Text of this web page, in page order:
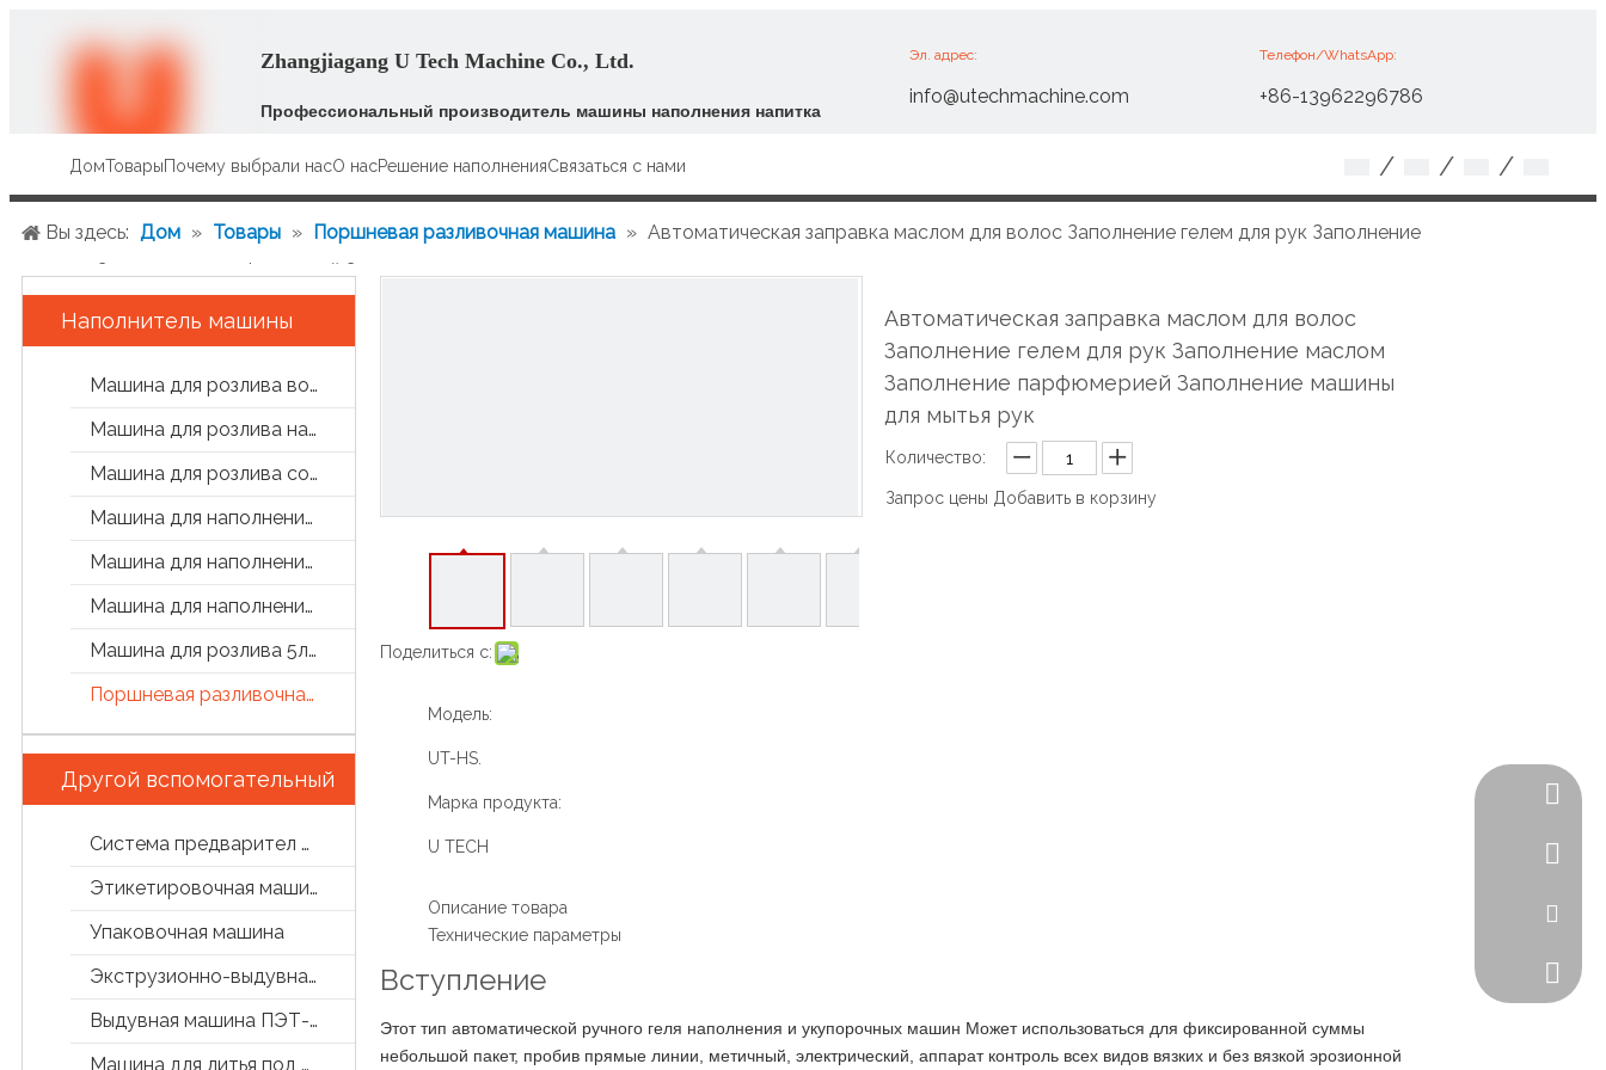
Zhangjiagang U Tech Machine Co., Ltd.
Профессиональный производитель машины наполнения напитка
Эл. адрес:
info@utechmachine.com
Телефон/WhatsApp:
+86-13962296786
ДомТоварыПочему выбрали насО насРешение наполненияСвязаться с нами / / /
Вы здесь: Дом » Товары » Поршневая разливочная машина » Автоматическая заправка маслом для волос Заполнение гелем для рук Заполнение
маслом Заполнение парфюмерией Заполнение машины для мытья рук
Наполнитель машины
Машина для розлива воды
Машина для розлива напитков
Машина для розлива сока и чая
Машина для наполнения банок
Машина для наполнения бутылок
Машина для наполнения маслом
Машина для розлива 5л/5 галлон
Поршневая разливочная машина
Другой вспомогательный
Система предварител обработки
Этикетировочная машина
Упаковочная машина
Экструзионно-выдувная машина
Выдувная машина ПЭТ-бутылок
Машина для литья под давлением
Поделиться с:
Автоматическая заправка маслом для волос
Заполнение гелем для рук Заполнение маслом
Заполнение парфюмерией Заполнение машины
для мытья рук
Количество:
Запрос цены Добавить в корзину
Модель:
UT-HS.
Марка продукта:
U TECH
Описание товара
Технические параметры
Вступление
Этот тип автоматической ручного геля наполнения и укупорочных машин Может использоваться для фиксированной суммы
небольшой пакет, пробив прямые линии, метичный, электрический, аппарат контроль всех видов вязких и без вязкой эрозионной
Скайп
Эл.